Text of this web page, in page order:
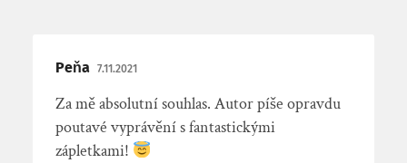
Peňa 7.11.2021
Za mě absolutní souhlas. Autor píše opravdu
poutavé vyprávění s fantastickými
zápletkami!